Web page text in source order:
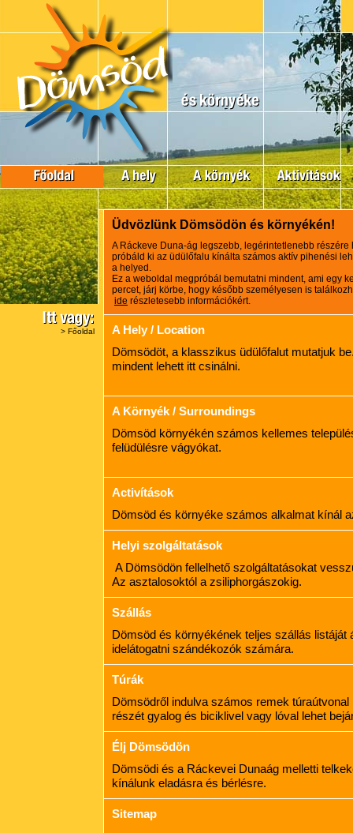
> Főoldal
Üdvözlünk Dömsödön és környékén!
A Ráckeve Duna-ág legszebb, legérintetlenebb
próbáld ki az üdülőfalu kínálta számos aktív pihenési
a helyed.
Ez a weboldal megpróbál bemutatni mindent, ami egy
percet, járj körbe, hogy később személyesen is
ide részletesebb információkért.
A Hely / Location
Dömsödöt, a klasszikus üdülőfalut mutatjuk
mindent lehett itt csinálni.
A Környék / Surroundings
Dömsöd környékén számos kellemes
felüdülésre vágyókat.
Activítások
Dömsöd és környéke számos alkalmat kínál
Helyi szolgáltatások
A Dömsödön fellelhető szolgáltatásokat
Az asztalosoktól a zsiliphorgászokig.
Szállás
Dömsöd és környékének teljes szállás listáját
idelátogatni szándékozók számára.
Túrák
Dömsödről indulva számos remek
részét gyalog és biciklivel vagy lóval lehet
Élj Dömsödön
Dömsödi és a Ráckevei Dunaág melletti
kínálunk eladásra és bérlésre.
Sitemap